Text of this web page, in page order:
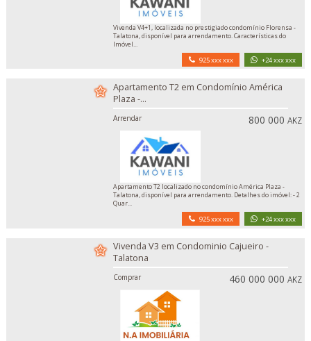
Vivenda V4+1, localizada no prestigiado condomínio Florensa -
Talatona, disponível para arrendamento. Características do
Imóvel...
925 xxx xxx +24 xxx xxx
Apartamento T2 em Condomínio América
Plaza -...
Arrendar 800 000AKZ
Apartamento T2 localizado no condomínio América Plaza -
Talatona, disponível para arrendamento. Detalhes do imóvel: - 2
Quar...
925 xxx xxx +24 xxx xxx
Vivenda V3 em Condominio Cajueiro -
Talatona
Comprar 460 000 000AKZ